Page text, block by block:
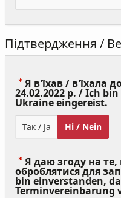
Підтвердження /
Я в'їхав / в'їхала
24.02.2022 р. / Ich
Ukraine eingereist.
Так / Ja Ні / Nein
Я даю згоду на
оброблятися для
bin einverstanden,
Terminvereinbarung